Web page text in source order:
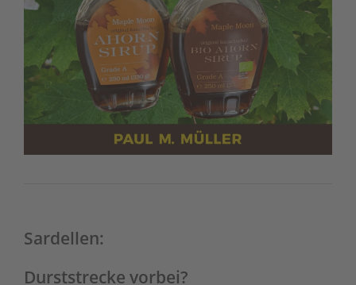
Sardellen:
Durststrecke vorbei?